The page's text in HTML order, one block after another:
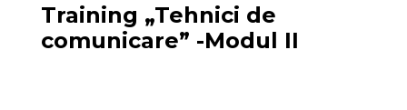
Training „Tehnici de
comunicare” -Modul II